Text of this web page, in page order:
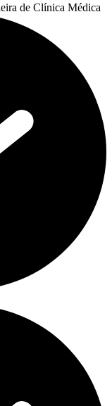
de Clínica Médica